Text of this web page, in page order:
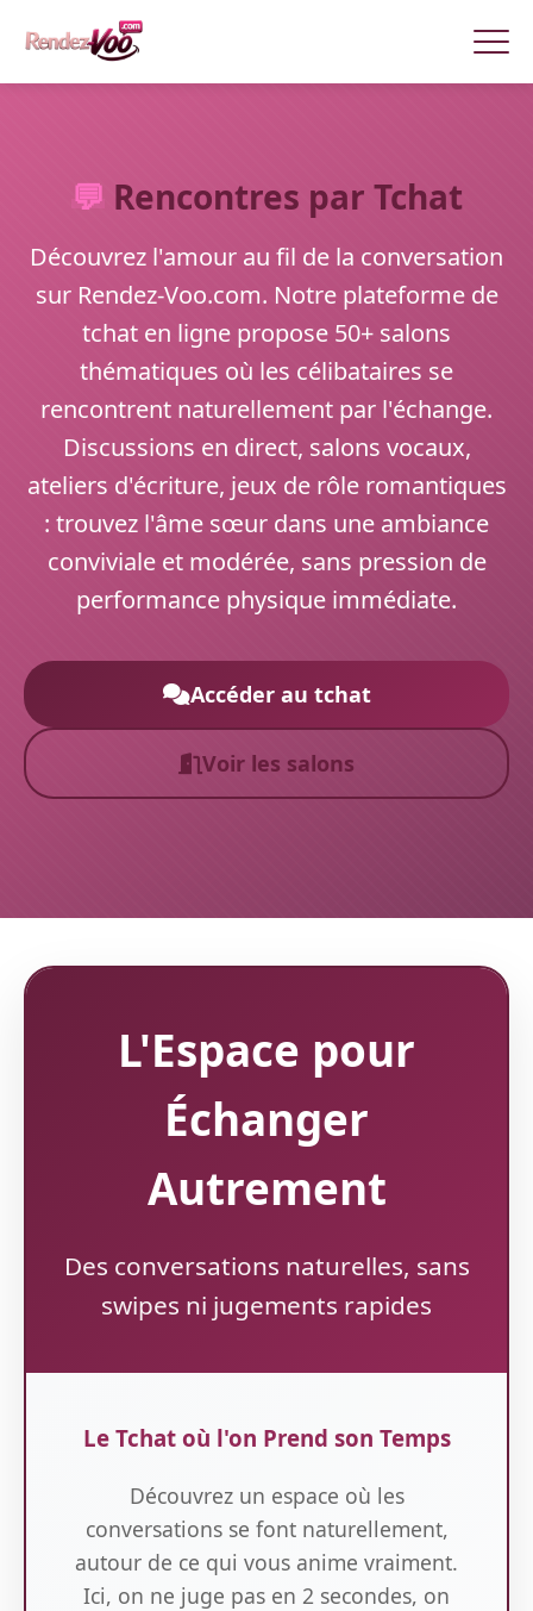
💬 Rencontres par Tchat
Découvrez l'amour au fil de la conversation
sur Rendez-Voo.com. Notre plateforme de
tchat en ligne propose 50+ salons
thématiques où les célibataires se
rencontrent naturellement par l'échange.
Discussions en direct, salons vocaux,
ateliers d'écriture, jeux de rôle romantiques
: trouvez l'âme sœur dans une ambiance
conviviale et modérée, sans pression de
performance physique immédiate.
Accéder au tchat
Voir les salons
L'Espace pour
Échanger
Autrement
Des conversations naturelles, sans
swipes ni jugements rapides
Le Tchat où l'on Prend son Temps
Découvrez un espace où les
conversations se font naturellement,
autour de ce qui vous anime vraiment.
Ici, on ne juge pas en 2 secondes, on